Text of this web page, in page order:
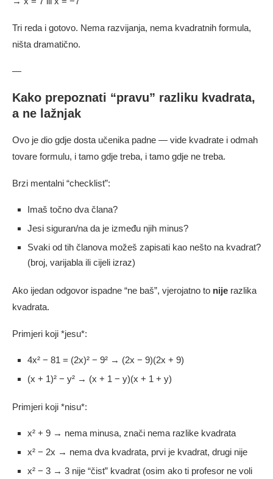
Tri reda i gotovo. Nema razvijanja, nema kvadratnih formula,
ništa dramatično.
—
Kako prepoznati “pravu” razliku kvadrata,
a ne lažnjak
Ovo je dio gdje dosta učenika padne — vide kvadrate i odmah
tovare formulu, i tamo gdje treba, i tamo gdje ne treba.
Brzi mentalni “checklist”:
Imaš točno dva člana?
Jesi siguran/na da je između njih minus?
Svaki od tih članova možeš zapisati kao nešto na kvadrat?
(broj, varijabla ili cijeli izraz)
Ako ijedan odgovor ispadne “ne baš”, vjerojatno to nije razlika
kvadrata.
Primjeri koji *jesu*:
4x² − 81 = (2x)² − 9² → (2x − 9)(2x + 9)
(x + 1)² − y² → (x + 1 − y)(x + 1 + y)
Primjeri koji *nisu*:
x² + 9 → nema minusa, znači nema razlike kvadrata
x² − 2x → nema dva kvadrata, prvi je kvadrat, drugi nije
x² − 3 → 3 nije “čist” kvadrat (osim ako ti profesor ne voli